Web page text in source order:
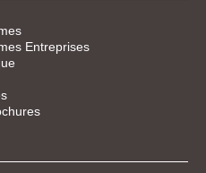
Entreprises